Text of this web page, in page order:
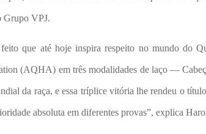
Grupo VPJ.
que até hoje inspira respeito no mundo do
(AQHA) em três modalidades de laço —
da raça, e essa tríplice vitória lhe rendeu o
absoluta em diferentes provas”, explica